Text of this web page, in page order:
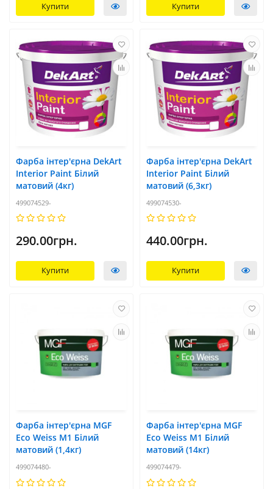
Купити Купити
Фарба інтер'єрна DekArt
Interior Paint Білий
матовий (4кг)
499074529-
290.00грн.
Купити
Фарба інтер'єрна DekArt
Interior Paint Білий
матовий (6,3кг)
499074530-
440.00грн.
Купити
Фарба інтер'єрна MGF
Eco Weiss M1 Білий
матовий (1,4кг)
499074480-
Фарба інтер'єрна MGF
Eco Weiss M1 Білий
матовий (14кг)
499074479-